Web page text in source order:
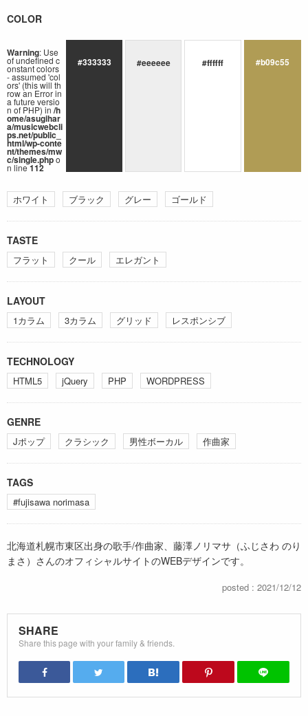
COLOR
Warning: Use
of undefined c
onstant colors
- assumed 'col
ors' (this will th
row an Error in
a future versio
n of PHP) in /h
ome/asugihar
a/musicwebcli
ps.net/public_
html/wp-conte
nt/themes/mw
c/single.phpo
n line112
#333333 #eeeeee #ffffff #b09c55
ホワイト ブラック グレー ゴールド
TASTE
フラット クール エレガント
LAYOUT
1カラム 3カラム グリッド レスポンシブ
TECHNOLOGY
HTML5 jQuery PHP WORDPRESS
GENRE
Jポップ クラシック 男性ボーカル 作曲家
TAGS
#fujisawa norimasa
北海道札幌市東区出身の歌手/作曲家、藤澤ノリマサ（ふじさわ のり
まさ）さんのオフィシャルサイトのWEBデザインです。
posted : 2021/12/12
SHARE
Share this page with your family & friends.